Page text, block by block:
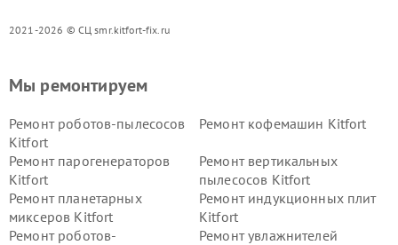
2021-2026 © СЦ smr.kitfort-fix.ru
Мы ремонтируем
Ремонт роботов-пылесосов
Kitfort
Ремонт кофемашин Kitfort
Ремонт парогенераторов
Kitfort
Ремонт вертикальных
пылесосов Kitfort
Ремонт планетарных
миксеров Kitfort
Ремонт индукционных плит
Kitfort
Ремонт роботов-
Ремонт увлажнителей